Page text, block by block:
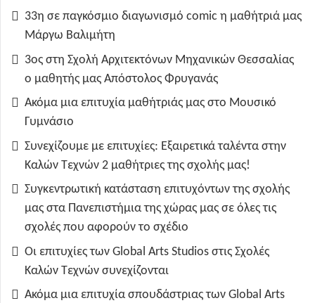
33η σε παγκόσμιο διαγωνισμό comic η μαθήτριά μας
Μάργω Βαλιμήτη
3ος στη Σχολή Αρχιτεκτόνων Μηχανικών Θεσσαλίας
ο μαθητής μας Απόστολος Φρυγανάς
Ακόμα μια επιτυχία μαθήτριάς μας στο Μουσικό
Γυμνάσιο
Συνεχίζουμε με επιτυχίες: Εξαιρετικά ταλέντα στην
Καλών Τεχνών 2 μαθήτριες της σχολής μας!
Συγκεντρωτική κατάσταση επιτυχόντων της σχολής
μας στα Πανεπιστήμια της χώρας μας σε όλες τις
σχολές που αφορούν το σχέδιο
Οι επιτυχίες των Global Arts Studios στις Σχολές
Καλών Τεχνών συνεχίζονται
Ακόμα μια επιτυχία σπουδάστριας των Global Arts